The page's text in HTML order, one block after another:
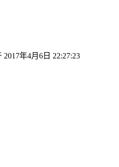
2017年4月6日 22:27:23